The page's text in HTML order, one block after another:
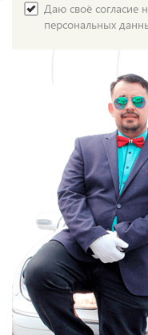
Даю своё согласие
персональных